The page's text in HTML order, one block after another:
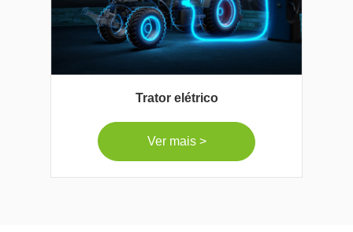
Trator elétrico
Ver mais >